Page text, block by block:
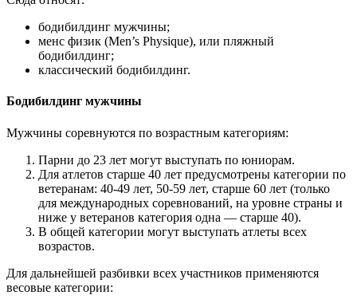
бодибилдинг мужчины;
менс физик (Men’s Physique), или пляжный
бодибилдинг;
классический бодибилдинг.
Бодибилдинг мужчины
Мужчины соревнуются по возрастным категориям:
Парни до 23 лет могут выступать по юниорам.
Для атлетов старше 40 лет предусмотрены категории по
ветеранам: 40-49 лет, 50-59 лет, старше 60 лет (только
для международных соревнований, на уровне страны и
ниже у ветеранов категория одна — старше 40).
В общей категории могут выступать атлеты всех
возрастов.
Для дальнейшей разбивки всех участников применяются
весовые категории: